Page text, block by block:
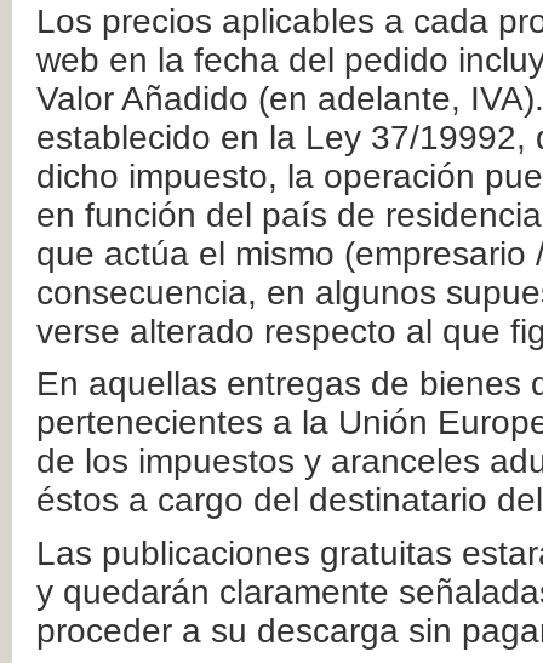
Los precios aplicables a cada
web en la fecha del pedido
Valor Añadido (en adelante,
establecido en la Ley 37/
dicho impuesto, la operación
en función del país de
que actúa el mismo
consecuencia, en algunos
verse alterado respecto al que
En aquellas entregas de bienes
pertenecientes a la Unión
de los impuestos y aranceles
éstos a cargo del destinatario
Las publicaciones gratuitas
y quedarán claramente
proceder a su descarga sin